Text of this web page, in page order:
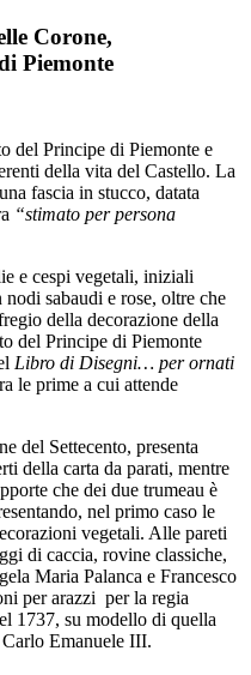
Corone,
Piemonte
del Principe di Piemonte e
della vita del Castello. La
fascia in stucco, datata
“stimato per persona
e cespi vegetali, iniziali
sabaudi e rose, oltre che
della decorazione della
del Principe di Piemonte
Libro di Disegni… per ornati
le prime a cui attende
del Settecento, presenta
della carta da parati, mentre
che dei due trumeau è
nel primo caso le
vegetali. Alle pareti
di caccia, rovine classiche,
Maria Palanca e Francesco
per arazzi per la regia
1737, su modello di quella
Emanuele III.